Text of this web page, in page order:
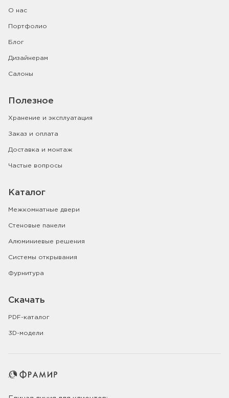
О нас
Портфолио
Блог
Дизайнерам
Салоны
Полезное
Хранение и эксплуатация
Заказ и оплата
Доставка и монтаж
Частые вопросы
Каталог
Межкомнатные двери
Стеновые панели
Алюминиевые решения
Системы открывания
Фурнитура
Скачать
PDF-каталог
3D-модели